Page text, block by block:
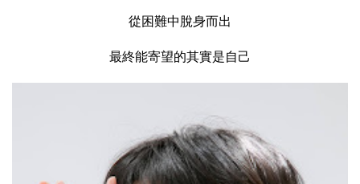
從困難中脫身而出
最終能寄望的其實是自己